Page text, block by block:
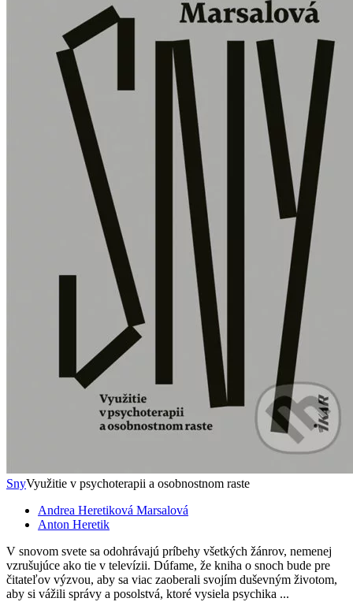
SnyVyužitie v psychoterapii a osobnostnom raste
Andrea Heretiková Marsalová
Anton Heretik
V snovom svete sa odohrávajú príbehy všetkých žánrov, nemenej
vzrušujúce ako tie v televízii. Dúfame, že kniha o snoch bude pre
čitateľov výzvou, aby sa viac zaoberali svojím duševným životom,
aby si vážili správy a posolstvá, ktoré vysiela psychika ...